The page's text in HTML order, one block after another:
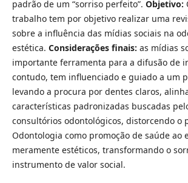
padrão de um “sorriso perfeito”. Objetivo:
trabalho tem por objetivo realizar uma
sobre a influência das mídias sociais na
estética. Considerações finais: as mídias
importante ferramenta para a difusão de
contudo, tem influenciado e guiado a um
levando a procura por dentes claros,
características padronizadas buscadas
consultórios odontológicos, distorcendo o
Odontologia como promoção de saúde ao
meramente estéticos, transformando o
instrumento de valor social.